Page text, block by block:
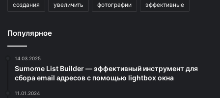
создания увеличить фотографии эффективные
Популярное
14.03.2025
Sumome List Builder — эффективный инструмент для
сбора email адресов с помощью lightbox окна
11.01.2024